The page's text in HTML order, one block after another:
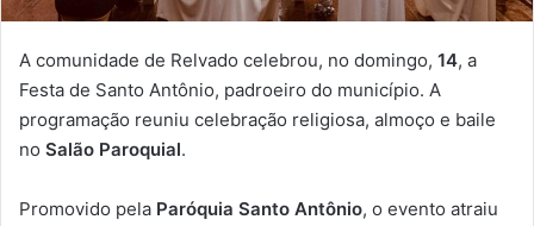
A comunidade de Relvado celebrou, no domingo, 14, a
Festa de Santo Antônio, padroeiro do município. A
programação reuniu celebração religiosa, almoço e baile
no Salão Paroquial.
Promovido pela Paróquia Santo Antônio, o evento atraiu